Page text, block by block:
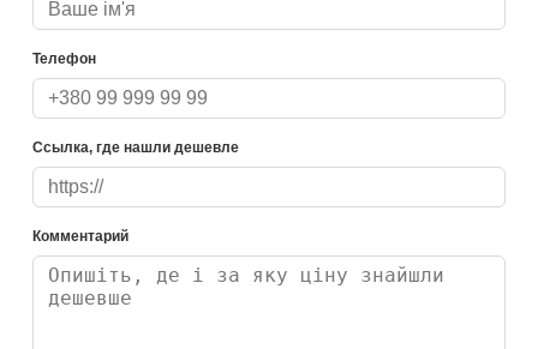
Телефон
Ссылка, где нашли дешевле
Комментарий